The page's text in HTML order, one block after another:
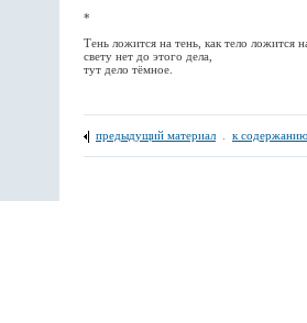
*
Тень ложится на тень, как тело ложится
свету нет до этого дела,
тут дело тёмное.
предыдущий материал к